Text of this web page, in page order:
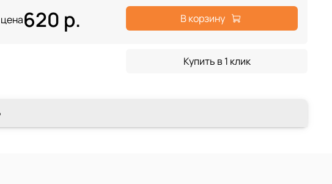
620 р. В корзину
Купить в 1 клик